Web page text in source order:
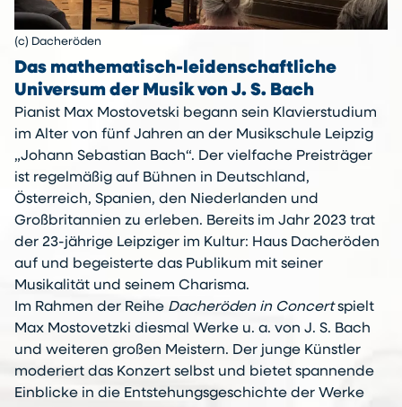
(c) Dacheröden
Das mathematisch-leidenschaftliche
Universum der Musik von J. S. Bach
Pianist Max Mostovetski begann sein Klavierstudium
im Alter von fünf Jahren an der Musikschule Leipzig
„Johann Sebastian Bach“. Der vielfache Preisträger
ist regelmäßig auf Bühnen in Deutschland,
Österreich, Spanien, den Niederlanden und
Großbritannien zu erleben. Bereits im Jahr 2023 trat
der 23-jährige Leipziger im Kultur: Haus Dacheröden
auf und begeisterte das Publikum mit seiner
Musikalität und seinem Charisma.
Im Rahmen der Reihe Dacheröden in Concertspielt
Max Mostovetzki diesmal Werke u. a. von J. S. Bach
und weiteren großen Meistern. Der junge Künstler
moderiert das Konzert selbst und bietet spannende
Einblicke in die Entstehungsgeschichte der Werke